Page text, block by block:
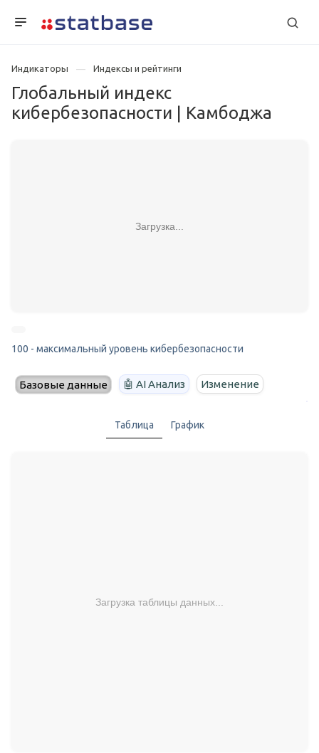
Индикаторы Индексы и рейтинги
Глобальный индекс
кибербезопасности | Камбоджа
Загрузка...
100 - максимальный уровень кибербезопасности
Базовые данные 🤖 AI Анализ Изменение
Таблица График
Загрузка таблицы данных...